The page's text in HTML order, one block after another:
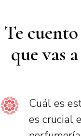
Te
que vas
Cuál es
es crucial